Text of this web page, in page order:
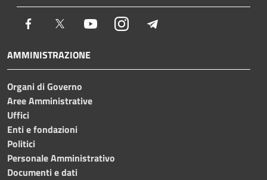
Facebook Twitter YoutubeInstagram
AMMINISTRAZIONE
Organi di Governo
Aree Amministrative
Uffici
Enti e fondazioni
Politici
Personale Amministrativo
Documenti e dati